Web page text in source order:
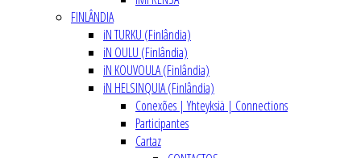
FINLÂNDIA
iN TURKU (Finlândia)
iN OULU (Finlândia)
iN KOUVOULA (Finlândia)
iN HELSINQUIA (Finlândia)
Conexões | Yhteyksiä | Connections
Participantes
Cartaz